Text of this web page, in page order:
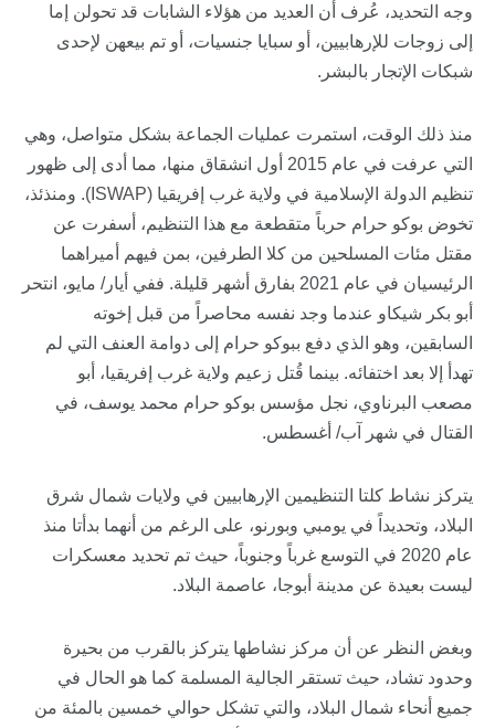
وجه التحديد، عُرف أن العديد من هؤلاء الشابات قد تحولن إما
إلى زوجات للإرهابيين، أو سبايا جنسيات، أو تم بيعهن لإحدى
شبكات الإتجار بالبشر.
منذ ذلك الوقت، استمرت عمليات الجماعة بشكل متواصل، وهي
التي عرفت في عام 2015 أول انشقاق منها، مما أدى إلى ظهور
تنظيم الدولة الإسلامية في ولاية غرب إفريقيا (ISWAP). ومنذئذ،
تخوض بوكو حرام حرباً متقطعة مع هذا التنظيم، أسفرت عن
مقتل مئات المسلحين من كلا الطرفين، بمن فيهم أميراهما
الرئيسيان في عام 2021 بفارق أشهر قليلة. ففي أيار/ مايو، انتحر
أبو بكر شيكاو عندما وجد نفسه محاصراً من قبل إخوته
السابقين، وهو الذي دفع ببوكو حرام إلى دوامة العنف التي لم
تهدأ إلا بعد اختفائه. بينما قُتل زعيم ولاية غرب إفريقيا، أبو
مصعب البرناوي، نجل مؤسس بوكو حرام محمد يوسف، في
القتال في شهر آب/ أغسطس.
يتركز نشاط كلتا التنظيمين الإرهابيين في ولايات شمال شرق
البلاد، وتحديداً في يومبي وبورنو، على الرغم من أنهما بدأتا منذ
عام 2020 في التوسع غرباً وجنوباً، حيث تم تحديد معسكرات
ليست بعيدة عن مدينة أبوجا، عاصمة البلاد.
وبغض النظر عن أن مركز نشاطها يتركز بالقرب من بحيرة
وحدود تشاد، حيث تستقر الجالية المسلمة كما هو الحال في
جميع أنحاء شمال البلاد، والتي تشكل حوالي خمسين بالمئة من